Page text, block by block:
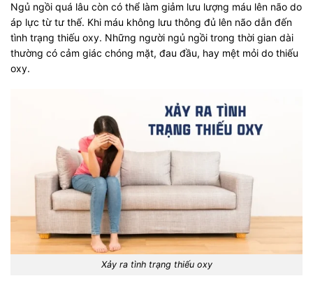
Ngủ ngồi quá lâu còn có thể làm giảm lưu lượng máu lên não do
áp lực từ tư thế. Khi máu không lưu thông đủ lên não dẫn đến
tình trạng thiếu oxy. Những người ngủ ngồi trong thời gian dài
thường có cảm giác chóng mặt, đau đầu, hay mệt mỏi do thiếu
oxy.
Xảy ra tình trạng thiếu oxy